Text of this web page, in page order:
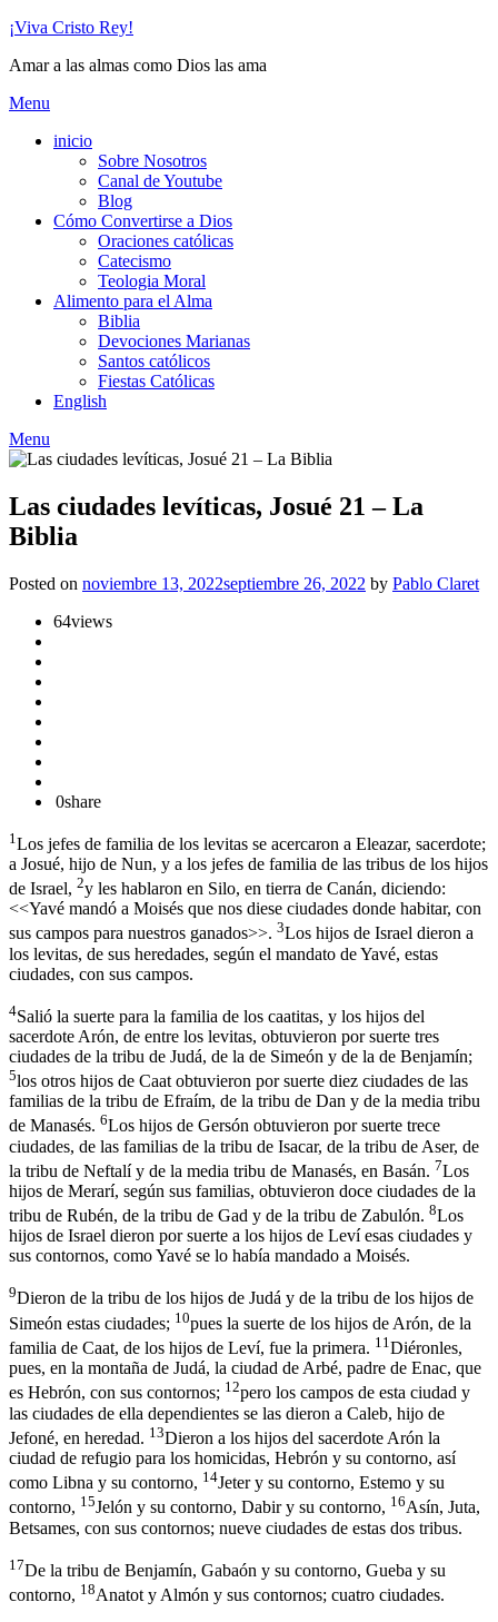
Skip
content
¡Viva Cristo Rey!
Amar a las almas como Dios las ama
Menu
inicio
Sobre Nosotros
Canal de Youtube
Blog
Cómo Convertirse a Dios
Oraciones católicas
Catecismo
Teologia Moral
Alimento para el Alma
Biblia
Devociones Marianas
Santos católicos
Fiestas Católicas
English
Menu
Las ciudades levíticas, Josué 21 – La
Biblia
Posted on noviembre 13, 2022septiembre 26, 2022 by Pablo Claret
64views
0share
1 Los jefes de familia de los levitas se acercaron a Eleazar, sacerdote;
a Josué, hijo de Nun, y a los jefes de familia de las tribus de los hijos
de Israel, 2y les hablaron en Silo, en tierra de Canán, diciendo:
<<Yavé mandó a Moisés que nos diese ciudades donde habitar, con
sus campos para nuestros ganados>>. 3Los hijos de Israel dieron a
los levitas, de sus heredades, según el mandato de Yavé, estas
ciudades, con sus campos.
4Salió la suerte para la familia de los caatitas, y los hijos del
sacerdote Arón, de entre los levitas, obtuvieron por suerte tres
ciudades de la tribu de Judá, de la de Simeón y de la de Benjamín;
5los otros hijos de Caat obtuvieron por suerte diez ciudades de las
familias de la tribu de Efraím, de la tribu de Dan y de la media tribu
de Manasés. 6Los hijos de Gersón obtuvieron por suerte trece
ciudades, de las familias de la tribu de Isacar, de la tribu de Aser, de
la tribu de Neftalí y de la media tribu de Manasés, en Basán. 7Los
hijos de Merarí, según sus familias, obtuvieron doce ciudades de la
tribu de Rubén, de la tribu de Gad y de la tribu de Zabulón. 8Los
hijos de Israel dieron por suerte a los hijos de Leví esas ciudades y
sus contornos, como Yavé se lo había mandado a Moisés.
9Dieron de la tribu de los hijos de Judá y de la tribu de los hijos de
Simeón estas ciudades; 10pues la suerte de los hijos de Arón, de la
familia de Caat, de los hijos de Leví, fue la primera. 11Diéronles,
pues, en la montaña de Judá, la ciudad de Arbé, padre de Enac, que
es Hebrón, con sus contornos; 12pero los campos de esta ciudad y
las ciudades de ella dependientes se las dieron a Caleb, hijo de
Jefoné, en heredad. 13Dieron a los hijos del sacerdote Arón la
ciudad de refugio para los homicidas, Hebrón y su contorno, así
como Libna y su contorno, 14Jeter y su contorno, Estemo y su
contorno, 15Jelón y su contorno, Dabir y su contorno, 16Asín, Juta,
Betsames, con sus contornos; nueve ciudades de estas dos tribus.
17De la tribu de Benjamín, Gabaón y su contorno, Gueba y su
contorno, 18Anatot y Almón y sus contornos; cuatro ciudades.